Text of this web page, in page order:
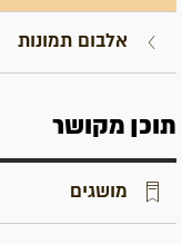
אלבום תמונות
תוכן מקושר
מושגים